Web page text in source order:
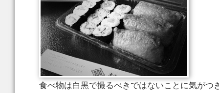
食べ物は白黒で撮るべきではないことに気がつ